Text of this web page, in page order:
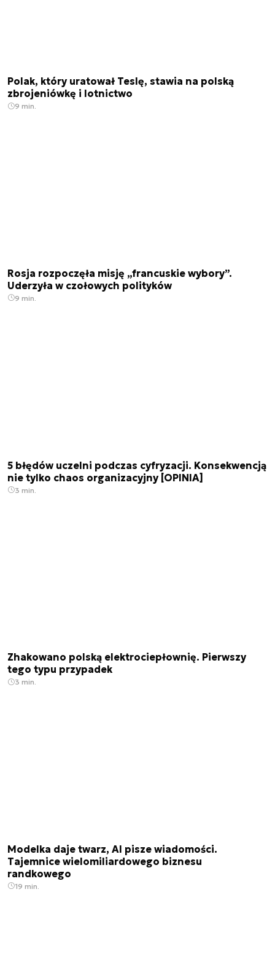
Polak, który uratował Teslę, stawia na polską
zbrojeniówkę i lotnictwo
9 min.
Rosja rozpoczęła misję „francuskie wybory”.
Uderzyła w czołowych polityków
9 min.
5 błędów uczelni podczas cyfryzacji. Konsekwencją
nie tylko chaos organizacyjny [OPINIA]
3 min.
Zhakowano polską elektrociepłownię. Pierwszy
tego typu przypadek
3 min.
Modelka daje twarz, AI pisze wiadomości.
Tajemnice wielomiliardowego biznesu
randkowego
19 min.